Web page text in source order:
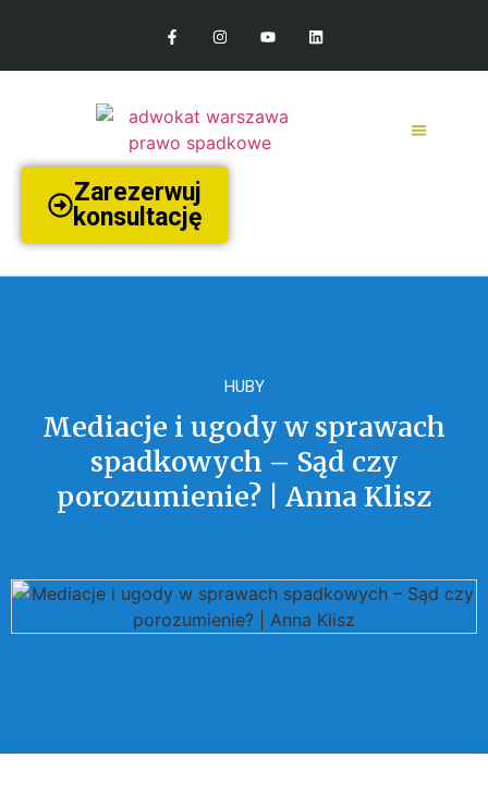
Zarezerwuj
konsultację
HUBY
Mediacje i ugody w sprawach
spadkowych – Sąd czy
porozumienie? | Anna Klisz